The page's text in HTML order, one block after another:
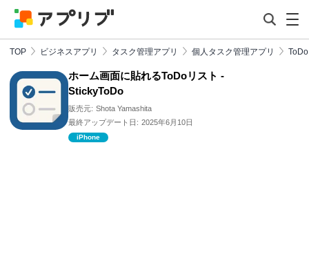
TOP ビジネスアプリ タスク管理アプリ 個人タスク管理アプリ
ホーム画面に貼れるToDoリスト -
StickyToDo
販売元: Shota Yamashita
最終アップデート日: 2025年6月10日
iPhone